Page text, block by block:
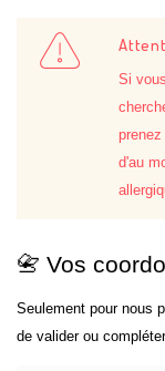
Si
d'au
📇 Vos
Seulement pour nous
de valider ou